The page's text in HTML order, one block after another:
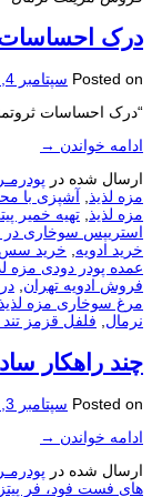
درک احساسات
Posted on سپتامبر 4, 2022
“درک احساسات
ادامه خواندن →
ارسال شده در
مزه لذیذ, آشپزی با
مزه لذیذ, تهیه خمیر
استریپس سوخاری در
خرید ادویه, خرید سس
عمده پودر دودی مزه
فروش ادویه تهران,
مرغ سوخاری مزه
نرمال, فلفل قزمز تند
چند راهکار
Posted on سپتامبر 3, 2022
ادامه خواندن →
ارسال شده در
های فست فود، فر